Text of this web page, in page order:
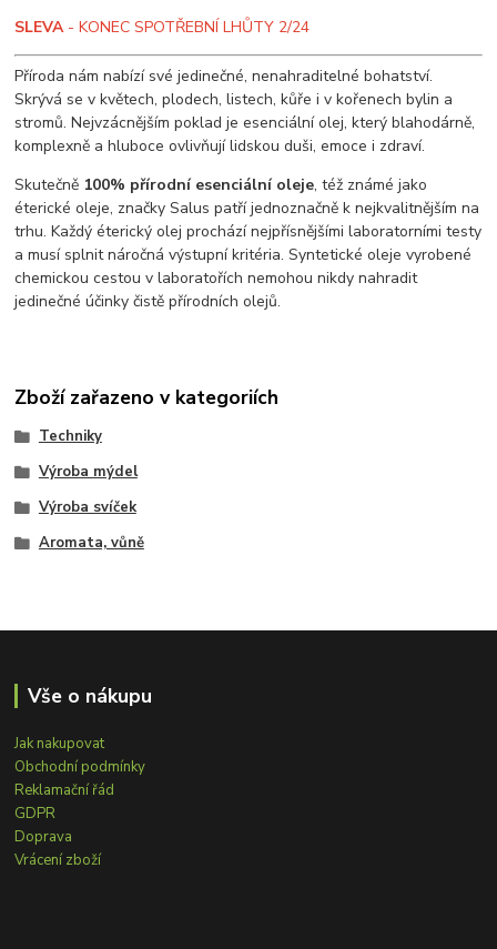
SLEVA- KONEC SPOTŘEBNÍ LHŮTY 2/24
Příroda nám nabízí své jedinečné, nenahraditelné bohatství.
Skrývá se v květech, plodech, listech, kůře i v kořenech bylin a
stromů. Nejvzácnějším poklad je esenciální olej, který blahodárně,
komplexně a hluboce ovlivňují lidskou duši, emoce i zdraví.
Skutečně 100% přírodní esenciální oleje, též známé jako
éterické oleje, značky Salus patří jednoznačně k nejkvalitnějším na
trhu. Každý éterický olej prochází nejpřísnějšími laboratorními testy
a musí splnit náročná výstupní kritéria. Syntetické oleje vyrobené
chemickou cestou v laboratořích nemohou nikdy nahradit
jedinečné účinky čistě přírodních olejů.
Zboží zařazeno v kategoriích
Techniky
Výroba mýdel
Výroba svíček
Aromata, vůně
Vše o nákupu
Jak nakupovat
Obchodní podmínky
Reklamační řád
GDPR
Doprava
Vrácení zboží